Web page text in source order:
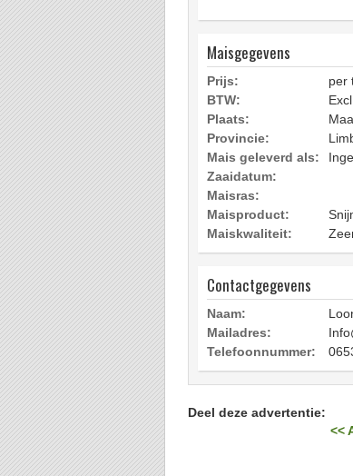
Maisgegevens
Prijs:
per
BTW:
Excl.
Plaats:
Provincie:
Mais geleverd als:
Zaaidatum:
Maisras:
Maisproduct:
Maiskwaliteit:
Contactgegevens
Naam:
Mailadres:
Telefoonnummer:
Deel deze advertentie:
<<